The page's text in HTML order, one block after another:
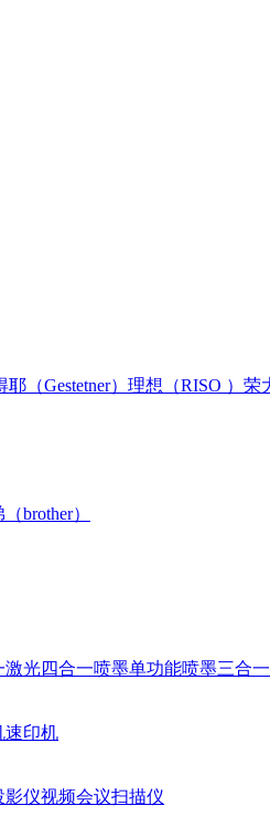
（Gestetner） 理想（RISO ） 荣
（brother）
激光四合一喷墨单功能喷墨三合一
速印机
影仪视频会议扫描仪